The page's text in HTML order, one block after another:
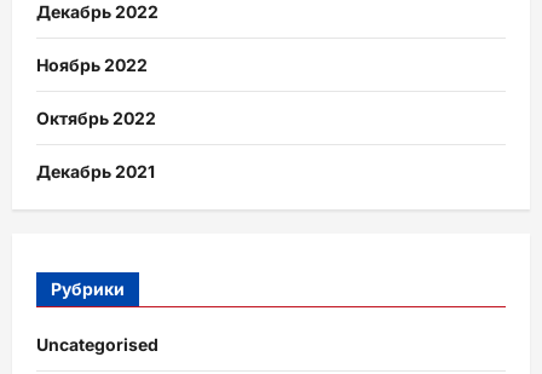
Декабрь 2022
Ноябрь 2022
Октябрь 2022
Декабрь 2021
Рубрики
Uncategorised